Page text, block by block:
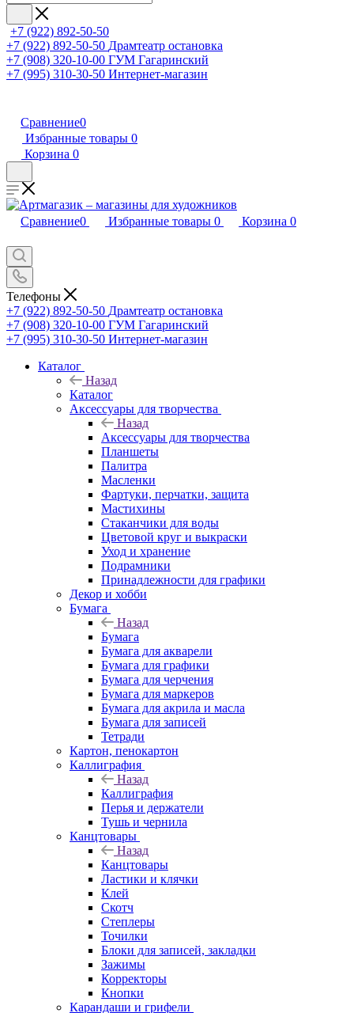
+7 (922) 892-50-50
+7 (922) 892-50-50 Драмтеатр остановка
+7 (908) 320-10-00 ГУМ Гагаринский
+7 (995) 310-30-50 Интернет-магазин
Сравнение0
Избранные товары 0
Корзина 0
Сравнение0 Избранные товары 0 Корзина 0
Телефоны
+7 (922) 892-50-50 Драмтеатр остановка
+7 (908) 320-10-00 ГУМ Гагаринский
+7 (995) 310-30-50 Интернет-магазин
Каталог
Назад
Каталог
Аксессуары для творчества
Назад
Аксессуары для творчества
Планшеты
Палитра
Масленки
Фартуки, перчатки, защита
Мастихины
Стаканчики для воды
Цветовой круг и выкраски
Уход и хранение
Подрамники
Принадлежности для графики
Декор и хобби
Бумага
Назад
Бумага
Бумага для акварели
Бумага для графики
Бумага для черчения
Бумага для маркеров
Бумага для акрила и масла
Бумага для записей
Тетради
Картон, пенокартон
Каллиграфия
Назад
Каллиграфия
Перья и держатели
Тушь и чернила
Канцтовары
Назад
Канцтовары
Ластики и клячки
Клей
Скотч
Степлеры
Точилки
Блоки для записей, закладки
Зажимы
Корректоры
Кнопки
Карандаши и грифели